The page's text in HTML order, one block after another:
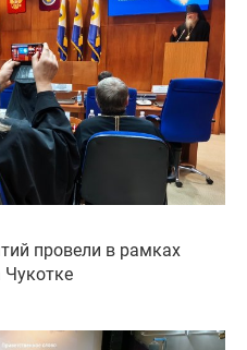
провели в рамках
Чукотке